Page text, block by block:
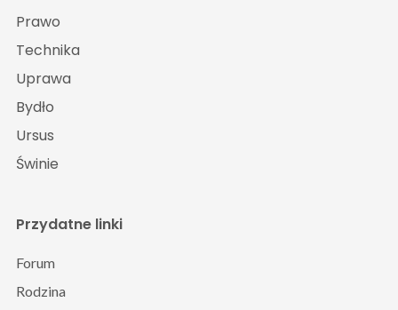
Prawo
Technika
Uprawa
Bydło
Ursus
Świnie
Przydatne linki
Forum
Rodzina